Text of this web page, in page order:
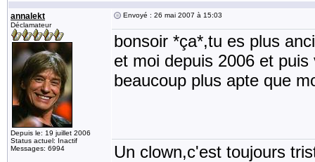
annalekt
Déclamateur
Depuis le: 19 juillet 2006
Status actuel: Inactif
Messages: 6994
Envoyé : 26 mai 2007 à 15:03
bonsoir *ça*,tu es plus
et moi depuis 2006 et
beaucoup plus apte que
Un clown,c'est toujours